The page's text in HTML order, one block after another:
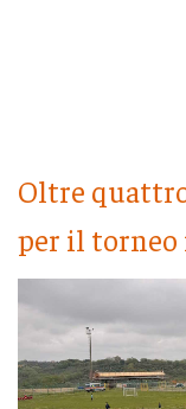
Oltre
per il torneo